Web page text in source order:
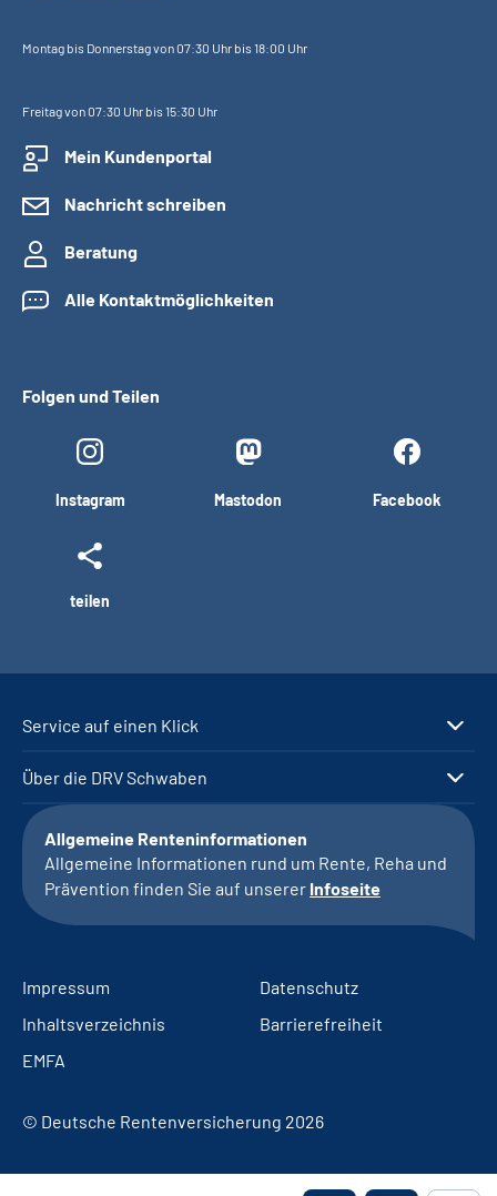
Montag bis Donnerstag von 07:30 Uhr bis 18:00 Uhr
Freitag von 07:30 Uhr bis 15:30 Uhr
Mein Kundenportal
Nachricht schreiben
Beratung
Alle Kontaktmöglichkeiten
Folgen und Teilen
Instagram Mastodon Facebook
teilen
Service auf einen Klick
Über die DRV Schwaben
Allgemeine Renteninformationen
Allgemeine Informationen rund um Rente, Reha und
Prävention finden Sie auf unserer Infoseite
Impressum
Datenschutz
Inhaltsverzeichnis
Barrierefreiheit
EMFA
© Deutsche Rentenversicherung 2026